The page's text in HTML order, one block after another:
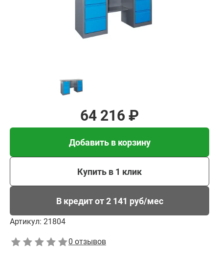
64 216 ₽
Добавить в корзину
Купить в 1 клик
В кредит от 2 141 руб/мес
Артикул: 21804
0 отзывов
Купить в 1 клик